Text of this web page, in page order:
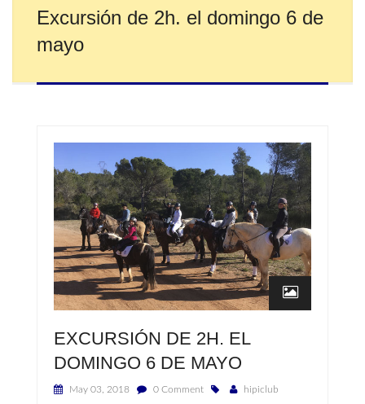
Excursión de 2h. el domingo 6 de
mayo
EXCURSIÓN DE 2H. EL
DOMINGO 6 DE MAYO
May 03, 2018 0 Comment hipiclub